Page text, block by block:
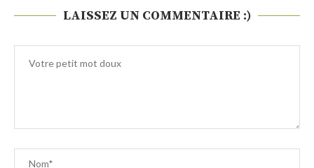
LAISSEZ UN COMMENTAIRE :)